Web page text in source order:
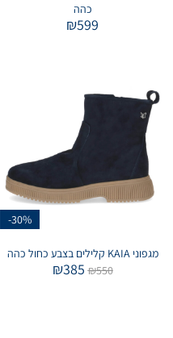
כהה
₪599
-30%
מגפוני KAIA קלילים בצבע כחול כהה
₪550
₪385